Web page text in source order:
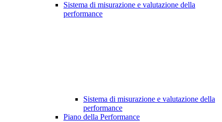
Sistema di misurazione e valutazione della
performance
Sistema di misurazione e valutazione della
performance
Piano della Performance